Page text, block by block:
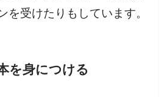
を受けたりもしています。
を身につける